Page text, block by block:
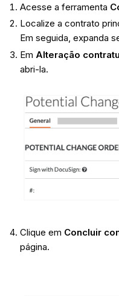
Acesse a ferramenta
Localize a contrato
Em seguida, expanda
Em Alteração
abri-la.
Clique em Concluir
página.